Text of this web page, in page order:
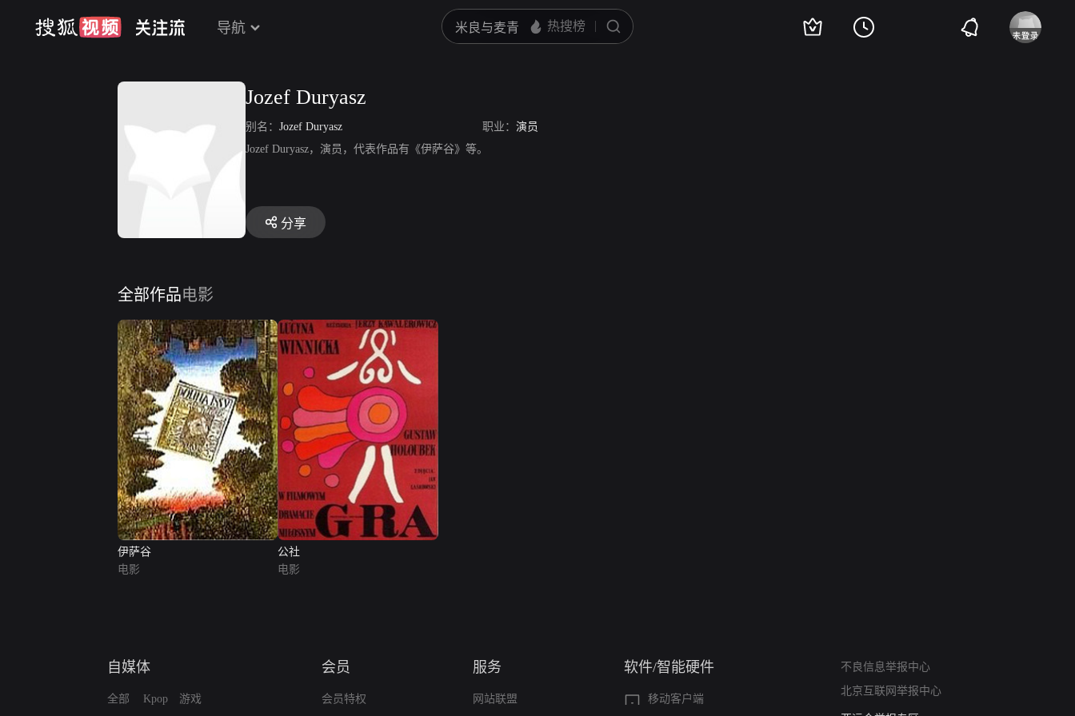
导航
Jozef Duryasz
别名： Jozef Duryasz 职业： 演员
Jozef Duryasz，演员，代表作品有《伊萨谷》等。
分享
全部作品电影
伊萨谷
电影
公社
电影
自媒体
全部 Kpop 游戏
会员
会员特权
服务
网站联盟
软件/智能硬件
移动客户端
不良信息举报中心
北京互联网举报中心
算法推荐专项举报